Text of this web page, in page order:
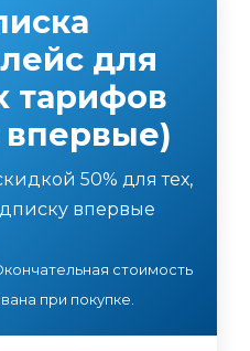
для
тарифов
50% для тех,
впервые
стоимость
при покупке.